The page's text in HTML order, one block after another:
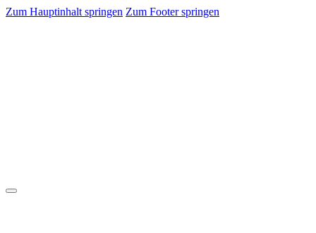
Zum Hauptinhalt springen Zum Footer springen